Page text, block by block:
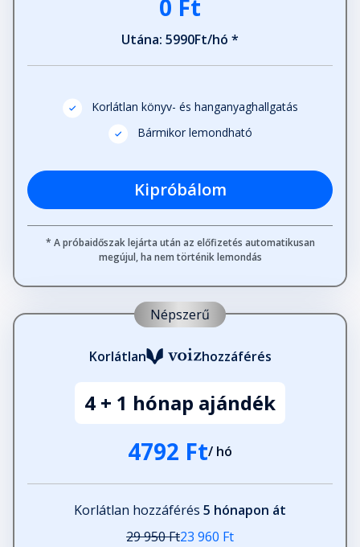
Fejezet hossza: 00:24:59
0 Ft
Utána: 5990Ft/hó *
Korlátlan könyv- és hanganyaghallgatás
Bármikor lemondható
Kipróbálom
* A próbaidőszak lejárta után az előfizetés automatikusan
megújul, ha nem történik lemondás
Népszerű
Korlátlan hozzáférés
4 + 1 hónap ajándék
4792 Ft/ hó
Korlátlan hozzáférés 5 hónapon át
29 950 Ft23 960 Ft